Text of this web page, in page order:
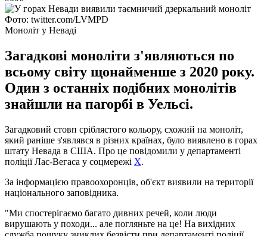
Фото: twitter.com/LVMPD
Моноліт у Неваді
Загадкові моноліти з'являються по
всьому світу щонайменше з 2020 року.
Один з останніх подібних монолітів
знайшли на пагорбі в Уельсі.
Загадковий стовп сріблястого кольору, схожий на моноліт,
який раніше з'являвся в різних країнах, було виявлено в горах
штату Невада в США. Про це повідомили у департаменті
поліції Лас-Вегаса у соцмережі Х.
За інформацією правоохоронців, об'єкт виявили на території
національного заповідника.
"Ми спостерігаємо багато дивних речей, коли люди
вирушають у походи... але погляньте на це! На вихідних